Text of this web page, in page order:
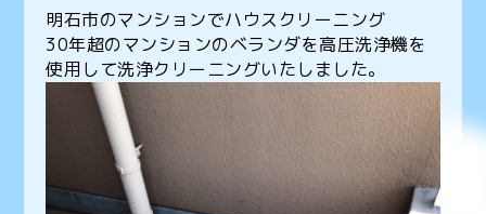
明石市のマンションでハウスクリーニング
30年超のマンションのベランダを高圧洗浄機を
使用して洗浄クリーニングいたしました。